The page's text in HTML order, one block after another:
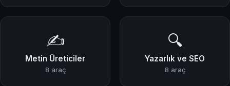
✍️
Metin Üreticiler
8 araç
🔍
Yazarlık ve SEO
8 araç